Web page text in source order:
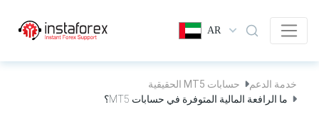
AR
خدمة الدعم
حسابات MT5 الحقيقية
ما الرافعة المالية المتوفرة في حسابات MT5؟